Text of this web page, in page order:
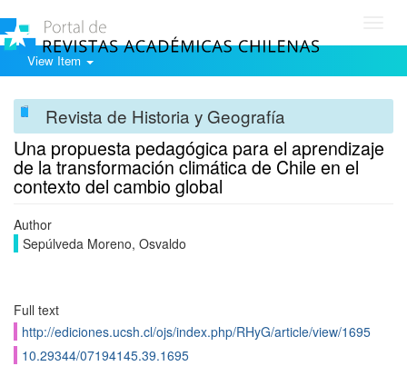
View Item
Revista de Historia y Geografía
Una propuesta pedagógica para el aprendizaje
de la transformación climática de Chile en el
contexto del cambio global
Author
Sepúlveda Moreno, Osvaldo
Full text
http://ediciones.ucsh.cl/ojs/index.php/RHyG/article/view/1695
10.29344/07194145.39.1695